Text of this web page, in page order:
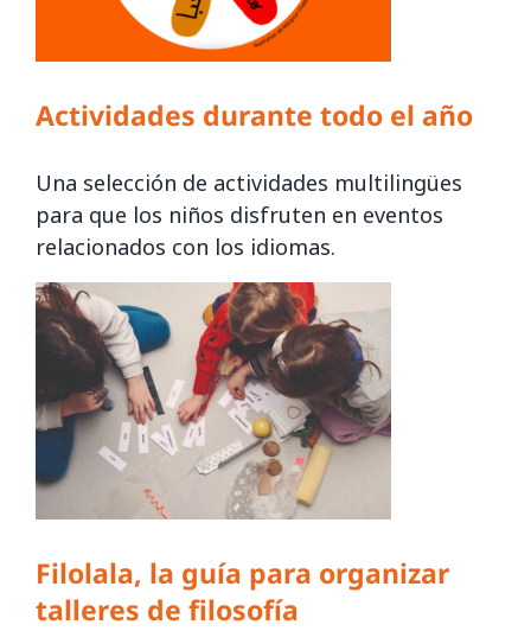
Actividades durante todo el año
Una selección de actividades multilingües
para que los niños disfruten en eventos
relacionados con los idiomas.
Filolala, la guía para organizar
talleres de filosofía